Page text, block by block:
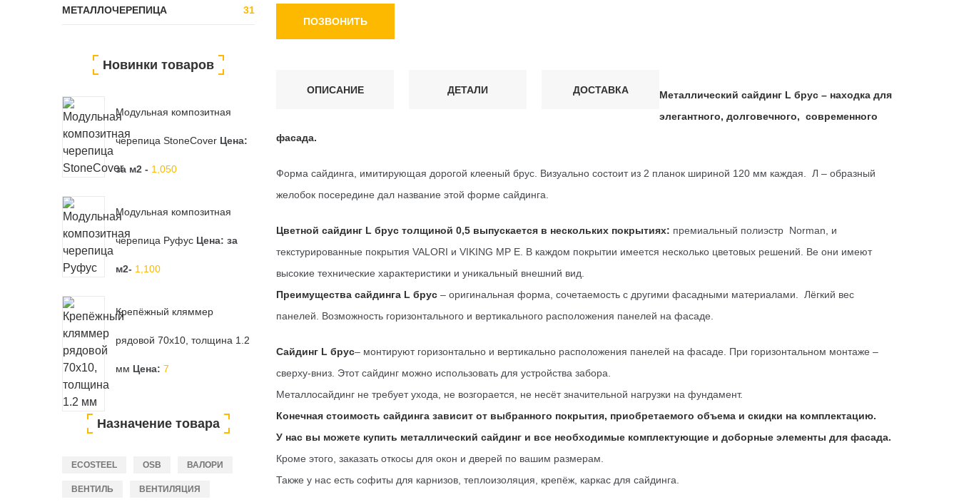
ПОЗВОНИТЬ
ОПИСАНИЕ ДЕТАЛИ ДОСТАВКА
Металлический сайдинг L брус – находка для
элегантного, долговечного, современного
фасада.
Форма сайдинга, имитирующая дорогой клееный брус. Визуально состоит из 2 планок шириной 120 мм каждая. Л – образный
желобок посередине дал название этой форме сайдинга.
Цветной сайдинг L брус толщиной 0,5 выпускается в нескольких покрытиях: премиальный полиэстр Norman, и
текстурированные покрытия VALORI и VIKING MP E. В каждом покрытии имеется несколько цветовых решений. Ве они имеют
высокие технические характеристики и уникальный внешний вид.
Преимущества сайдинга L брус – оригинальная форма, сочетаемость с другими фасадными материалами. Лёгкий вес
панелей. Возможность горизонтального и вертикального расположения панелей на фасаде.
Сайдинг L брус– монтируют горизонтально и вертикально расположения панелей на фасаде. При горизонтальном монтаже –
сверху-вниз. Этот сайдинг можно использовать для устройства забора.
Металлосайдинг не требует ухода, не возгорается, не несёт значительной нагрузки на фундамент.
Конечная стоимость сайдинга зависит от выбранного покрытия, приобретаемого объема и скидки на комплектацию.
У нас вы можете купить металлический сайдинг и все необходимые комплектующие и доборные элементы для фасада.
Кроме этого, заказать откосы для окон и дверей по вашим размерам.
Также у нас есть софиты для карнизов, теплоизоляция, крепёж, каркас для сайдинга.
МЕТАЛЛОЧЕРЕПИЦА 31
Новинки товаров
Модульная композитная
черепица StoneCover Цена:
за м2 - 1,050
Модульная композитная
черепица Руфус Цена: за
м2- 1,100
Крепёжный кляммер
рядовой 70х10, толщина 1.2
мм Цена: 7
Назначение товара
ECOSTEEL OSB ВАЛОРИ
ВЕНТИЛЬ ВЕНТИЛЯЦИЯ